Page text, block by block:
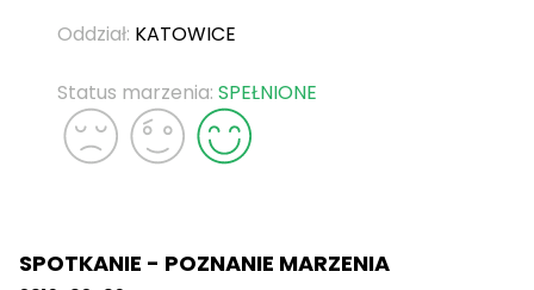
Oddział: KATOWICE
Status marzenia: SPEŁNIONE
SPOTKANIE - POZNANIE MARZENIA